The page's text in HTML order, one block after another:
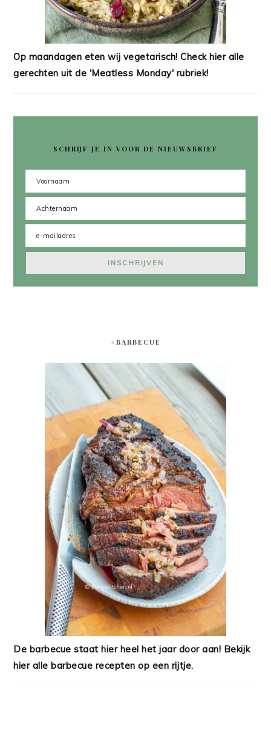
Op maandagen eten wij vegetarisch! Check hier alle
gerechten uit de 'Meatless Monday' rubriek!
SCHRIJF JE IN VOOR DE NIEUWSBRIEF
#BARBECUE
De barbecue staat hier heel het jaar door aan! Bekijk
hier alle barbecue recepten op een rijtje.